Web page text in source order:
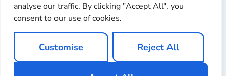
analyse our traffic. By clicking "Accept All", you
consent to our use of cookies.
Customise Reject All
Copyright © 2025 Erren Recondition. Alle Rechte
vorbehalten
Ignaz Software